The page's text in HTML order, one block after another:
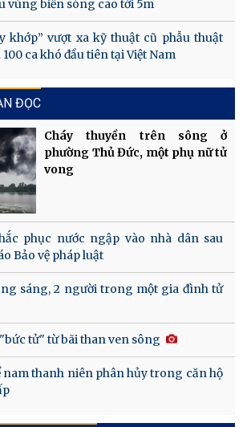
vùng biển sóng cao tới 5m
khớp” vượt xa kỹ thuật cũ phẫu thuật
ca khó đầu tiên tại Việt Nam
ĐỌC
Cháy thuyền trên sông ở
phường Thủ Đức, một phụ nữ tử
vong
phục nước ngập vào nhà dân sau
Bảo vệ pháp luật
sáng, 2 người trong một gia đình tử
tử" từ bãi than ven sông
nam thanh niên phân hủy trong căn hộ